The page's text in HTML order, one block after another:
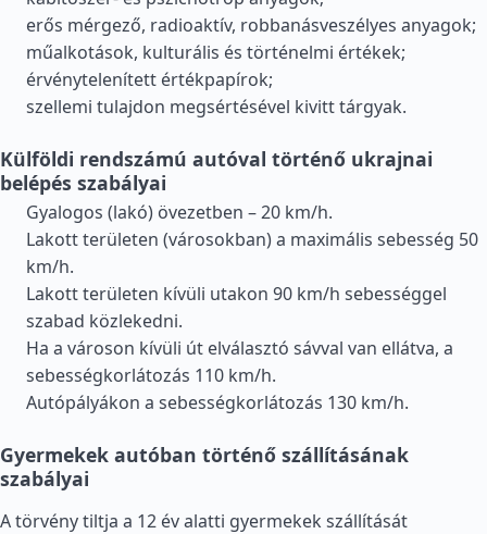
erős mérgező, radioaktív, robbanásveszélyes anyagok;
műalkotások, kulturális és történelmi értékek;
érvénytelenített értékpapírok;
szellemi tulajdon megsértésével kivitt tárgyak.
Külföldi rendszámú autóval történő ukrajnai
belépés szabályai
Gyalogos (lakó) övezetben – 20 km/h.
Lakott területen (városokban) a maximális sebesség 50
km/h.
Lakott területen kívüli utakon 90 km/h sebességgel
szabad közlekedni.
Ha a városon kívüli út elválasztó sávval van ellátva, a
sebességkorlátozás 110 km/h.
Autópályákon a sebességkorlátozás 130 km/h.
Gyermekek autóban történő szállításának
szabályai
A törvény tiltja a 12 év alatti gyermekek szállítását